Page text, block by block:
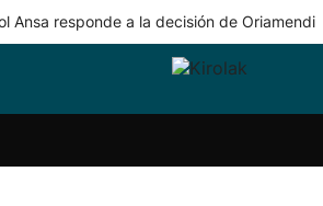
Ansa responde a la decisión de Oriamendi
Equipos